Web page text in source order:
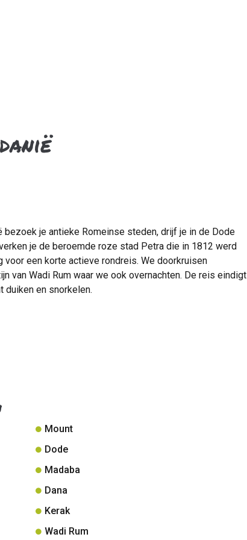
je antieke Romeinse steden, drijf je in de Dode
je de beroemde roze stad Petra die in 1812 werd
een korte actieve rondreis. We doorkruisen
van Wadi Rum waar we ook overnachten. De reis eindigt
duiken en snorkelen.
Mount
Dode
Madaba
Dana
Kerak
Wadi Rum